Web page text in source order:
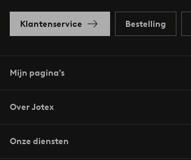
Klantenservice Bestelling
Mijn pagina's
Over Jotex
Onze diensten